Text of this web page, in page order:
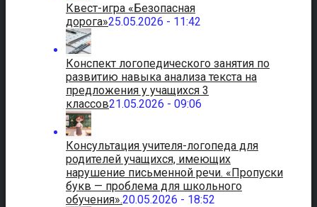
Квест-игра «Безопасная
дорога»25.05.2026 - 11:42
Конспект логопедического занятия по
развитию навыка анализа текста на
предложения у учащихся 3
классов21.05.2026 - 09:06
Консультация учителя-логопеда для
родителей учащихся, имеющих
нарушение письменной речи. «Пропуски
букв — проблема для школьного
обучения».20.05.2026 - 18:52